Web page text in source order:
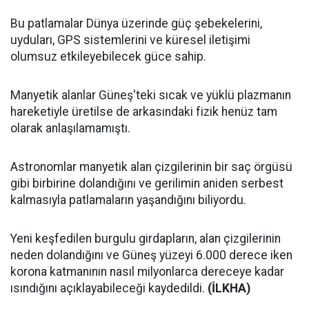
Bu patlamalar Dünya üzerinde güç şebekelerini,
uyduları, GPS sistemlerini ve küresel iletişimi
olumsuz etkileyebilecek güce sahip.
Manyetik alanlar Güneş'teki sıcak ve yüklü plazmanın
hareketiyle üretilse de arkasındaki fizik henüz tam
olarak anlaşılamamıştı.
Astronomlar manyetik alan çizgilerinin bir saç örgüsü
gibi birbirine dolandığını ve gerilimin aniden serbest
kalmasıyla patlamaların yaşandığını biliyordu.
Yeni keşfedilen burgulu girdapların, alan çizgilerinin
neden dolandığını ve Güneş yüzeyi 6.000 derece iken
korona katmanının nasıl milyonlarca dereceye kadar
ısındığını açıklayabileceği kaydedildi. (İLKHA)